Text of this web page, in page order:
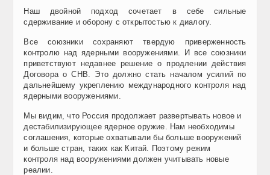
Наш двойной подход сочетает в себе сильные
сдерживание и оборону с открытостью к диалогу.
Все союзники сохраняют твердую приверженность
контролю над ядерными вооружениями. И все союзники
приветствуют недавнее решение о продлении действия
Договора о СНВ. Это должно стать началом усилий по
дальнейшему укреплению международного контроля над
ядерными вооружениями.
Мы видим, что Россия продолжает развертывать новое и
дестабилизирующее ядерное оружие. Нам необходимы
соглашения, которые охватывали бы больше вооружений
и больше стран, таких как Китай. Поэтому режим
контроля над вооружениями должен учитывать новые
реалии.